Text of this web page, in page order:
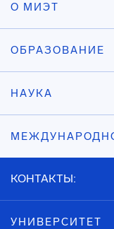
О МИЭТ
ОБРАЗОВАНИЕ
НАУКА
КОНТАКТЫ:
УНИВЕРСИТЕТ